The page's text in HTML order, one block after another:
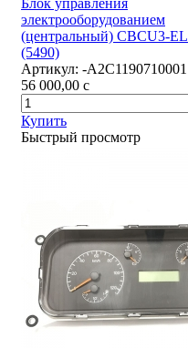
Блок управления
электрооборудованием
(центральный) CBCU3-EL
(5490)
Артикул: -А2С1190710001
56 000,00 c
Купить
Быстрый просмотр